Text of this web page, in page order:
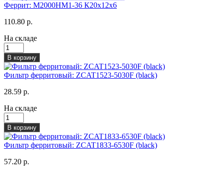
Феррит: М2000НМ1-36 К20х12х6
110.80 р.
На складе
В корзину
Фильтр ферритовый: ZCAT1523-5030F (black)
28.59 р.
На складе
В корзину
Фильтр ферритовый: ZCAT1833-6530F (black)
57.20 р.